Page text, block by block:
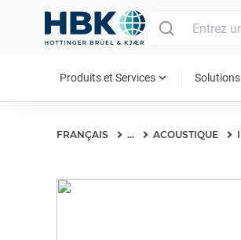
Produits et Services expand_more Solutions
FRANÇAIS ... ACOUSTIQUE